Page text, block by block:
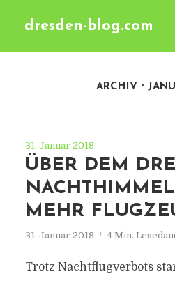
dresden-blog.com
ARCHIV
31. Januar 2018
ÜBER DEM
MEHR
31. Januar 2018 4 Min.
Trotz Nachtflugverbots